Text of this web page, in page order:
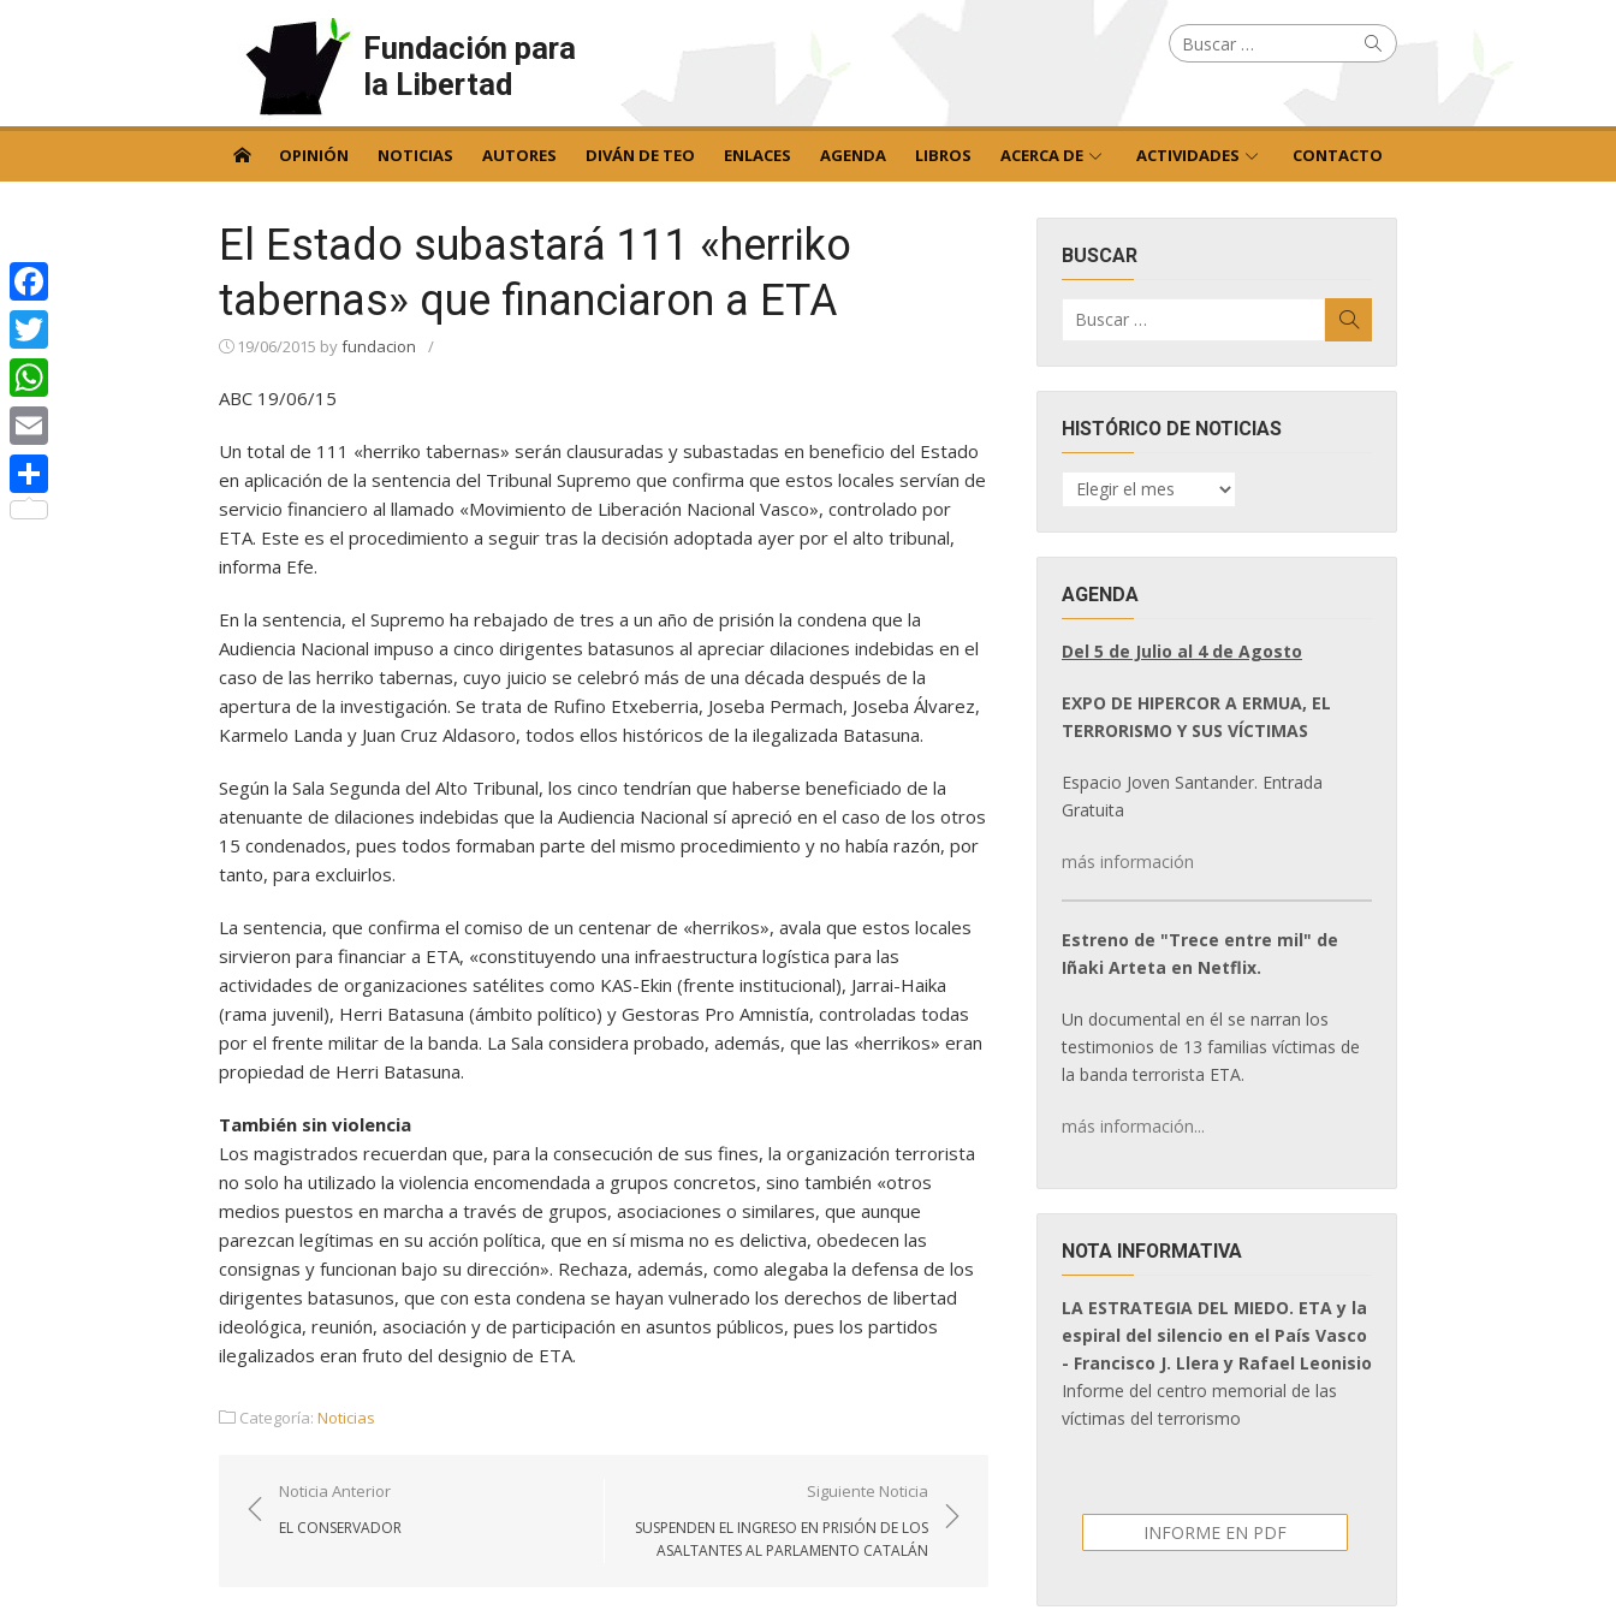
Fundación para
la Libertad
Buscar
por: Buscar
OPINIÓN NOTICIAS AUTORES DIVÁN DE TEO ENLACES AGENDA LIBROS ACERCA DE ACTIVIDADES CONTACTO
El Estado subastará 111 «herriko
tabernas» que financiaron a ETA
19/06/2015 byfundacion /
ABC 19/06/15
Un total de 111 «herriko tabernas» serán clausuradas y subastadas en beneficio del Estado
en aplicación de la sentencia del Tribunal Supremo que confirma que estos locales servían de
servicio financiero al llamado «Movimiento de Liberación Nacional Vasco», controlado por
ETA. Este es el procedimiento a seguir tras la decisión adoptada ayer por el alto tribunal,
informa Efe.
En la sentencia, el Supremo ha rebajado de tres a un año de prisión la condena que la
Audiencia Nacional impuso a cinco dirigentes batasunos al apreciar dilaciones indebidas en el
caso de las herriko tabernas, cuyo juicio se celebró más de una década después de la
apertura de la investigación. Se trata de Rufino Etxeberria, Joseba Permach, Joseba Álvarez,
Karmelo Landa y Juan Cruz Aldasoro, todos ellos históricos de la ilegalizada Batasuna.
Según la Sala Segunda del Alto Tribunal, los cinco tendrían que haberse beneficiado de la
atenuante de dilaciones indebidas que la Audiencia Nacional sí apreció en el caso de los otros
15 condenados, pues todos formaban parte del mismo procedimiento y no había razón, por
tanto, para excluirlos.
La sentencia, que confirma el comiso de un centenar de «herrikos», avala que estos locales
sirvieron para financiar a ETA, «constituyendo una infraestructura logística para las
actividades de organizaciones satélites como KAS-Ekin (frente institucional), Jarrai-Haika
(rama juvenil), Herri Batasuna (ámbito político) y Gestoras Pro Amnistía, controladas todas
por el frente militar de la banda. La Sala considera probado, además, que las «herrikos» eran
propiedad de Herri Batasuna.
También sin violencia
Los magistrados recuerdan que, para la consecución de sus fines, la organización terrorista
no solo ha utilizado la violencia encomendada a grupos concretos, sino también «otros
medios puestos en marcha a través de grupos, asociaciones o similares, que aunque
parezcan legítimas en su acción política, que en sí misma no es delictiva, obedecen las
consignas y funcionan bajo su dirección». Rechaza, además, como alegaba la defensa de los
dirigentes batasunos, que con esta condena se hayan vulnerado los derechos de libertad
ideológica, reunión, asociación y de participación en asuntos públicos, pues los partidos
ilegalizados eran fruto del designio de ETA.
Categoría: Noticias
Navegación
de
Noticia Anterior
EL CONSERVADOR
Siguiente Noticia
SUSPENDEN EL INGRESO EN PRISIÓN DE LOS
ASALTANTES AL PARLAMENTO CATALÁN
BUSCAR
por:
HISTÓRICO DE NOTICIAS
HISTÓRICO
DE
AGENDA
Del 5 de Julio al 4 de Agosto
EXPO DE HIPERCOR A ERMUA, EL
TERRORISMO Y SUS VÍCTIMAS
Espacio Joven Santander. Entrada
Gratuita
más información
Estreno de "Trece entre mil" de
Iñaki Arteta en Netflix.
Un documental en él se narran los
testimonios de 13 familias víctimas de
la banda terrorista ETA.
más información...
NOTA INFORMATIVA
LA ESTRATEGIA DEL MIEDO. ETA y la
espiral del silencio en el País Vasco
- Francisco J. Llera y Rafael Leonisio
Informe del centro memorial de las
víctimas del terrorismo
INFORME EN PDF
Facebook
Twitter
WhatsApp
Email
Compartir